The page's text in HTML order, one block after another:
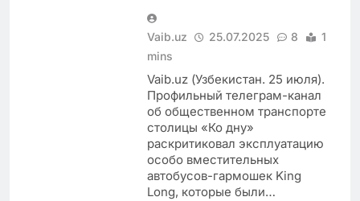
Vaib.uz 25.07.2025 8
1
mins
Vaib.uz (Узбекистан. 25 июля).
Профильный телеграм-канал
об общественном транспорте
столицы «Ко дну»
раскритиковал эксплуатацию
особо вместительных
автобусов-гармошек King
Long, которые были…